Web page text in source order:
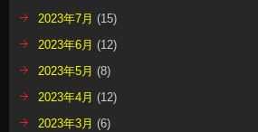
2023年7月 (15)
2023年6月 (12)
2023年5月 (8)
2023年4月 (12)
2023年3月 (6)